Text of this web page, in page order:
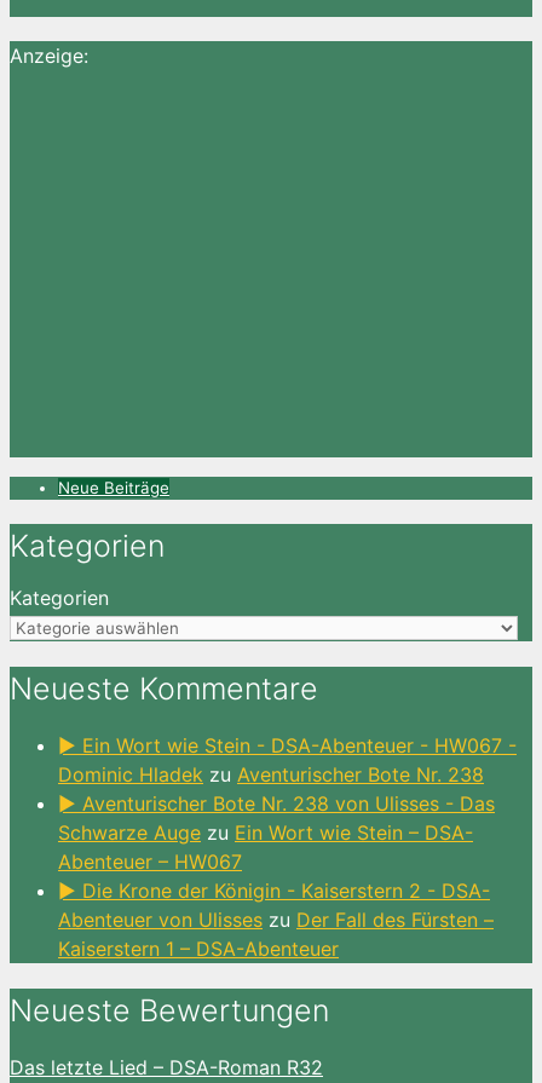
Anzeige:
Neue Beiträge
Kategorien
Kategorien
Neueste Kommentare
► Ein Wort wie Stein - DSA-Abenteuer - HW067 -
Dominic Hladek zu Aventurischer Bote Nr. 238
► Aventurischer Bote Nr. 238 von Ulisses - Das
Schwarze Auge zu Ein Wort wie Stein – DSA-
Abenteuer – HW067
► Die Krone der Königin - Kaiserstern 2 - DSA-
Abenteuer von Ulisses zu Der Fall des Fürsten –
Kaiserstern 1 – DSA-Abenteuer
Neueste Bewertungen
Das letzte Lied – DSA-Roman R32